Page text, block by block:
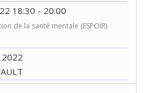
18:30 - 20:00
de la santé mentale (ESPOIR)
2022